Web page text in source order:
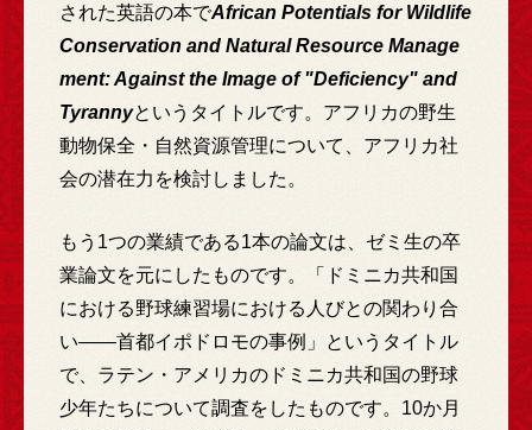
された英語の本でAfrican Potentials for Wildlife
Conservation and Natural Resource Manage
ment: Against the Image of "Deficiency" and
Tyrannyというタイトルです。アフリカの野生
動物保全・自然資源管理について、アフリカ社
会の潜在力を検討しました。
もう1つの業績である1本の論文は、ゼミ生の卒
業論文を元にしたものです。「ドミニカ共和国
における野球練習場における人びとの関わり合
い――首都イポドロモの事例」というタイトル
で、ラテン・アメリカのドミニカ共和国の野球
少年たちについて調査をしたものです。10か月